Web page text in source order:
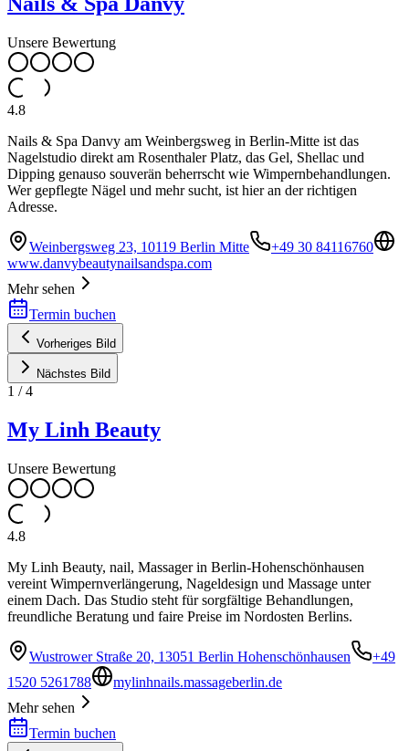
Unsere Bewertung
4.8
Nails & Spa Danvy am Weinbergsweg in Berlin-Mitte ist das
Nagelstudio direkt am Rosenthaler Platz, das Gel, Shellac und
Dipping genauso souverän beherrscht wie Wimpernbehandlungen.
Wer gepflegte Nägel und mehr sucht, ist hier an der richtigen
Adresse.
Weinbergsweg 23, 10119 Berlin Mitte
+49 30 84116760
www.danvybeautynailsandspa.com
Mehr sehen
Termin buchen
Vorheriges Bild
Nächstes Bild
1 /4
My Linh Beauty
Unsere Bewertung
4.8
My Linh Beauty, nail, Massager in Berlin-Hohenschönhausen
vereint Wimpernverlängerung, Nageldesign und Massage unter
einem Dach. Das Studio steht für sorgfältige Behandlungen,
freundliche Beratung und faire Preise im Nordosten Berlins.
Wustrower Straße 20, 13051 Berlin Hohenschönhausen
+49
1520 5261788
mylinhnails.massageberlin.de
Mehr sehen
Termin buchen